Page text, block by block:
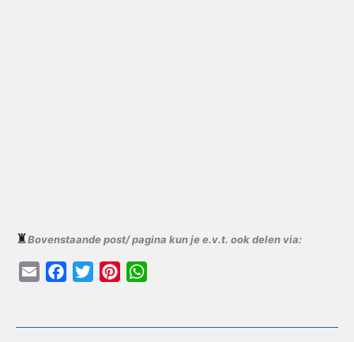
♜Bovenstaande post/ pagina kun je e.v.t. ook delen via:
i
e
t
t
t